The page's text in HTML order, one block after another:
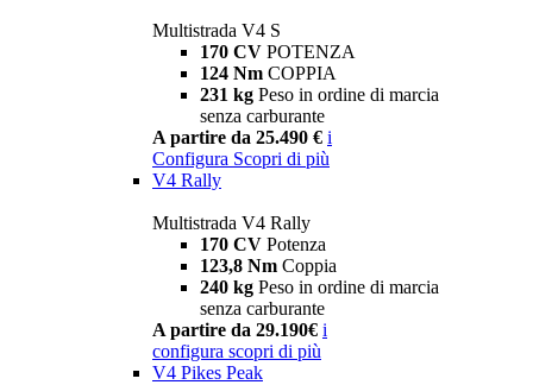
Multistrada V4 S
170 CV POTENZA
124 Nm COPPIA
231 kg Peso in ordine di marcia
senza carburante
A partire da 25.490 € i
Configura Scopri di più
V4 Rally
Multistrada V4 Rally
170 CV Potenza
123,8 Nm Coppia
240 kg Peso in ordine di marcia
senza carburante
A partire da 29.190€ i
configura scopri di più
V4 Pikes Peak